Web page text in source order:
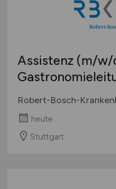
Assistenz (m/w/
Robert-Bosch-
heute
Stuttgart